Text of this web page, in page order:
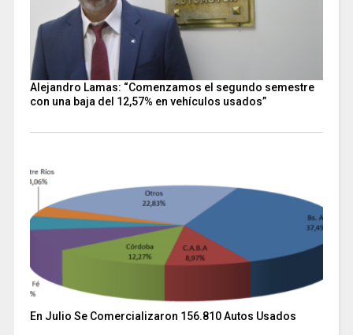
Alejandro Lamas: “Comenzamos el segundo semestre
con una baja del 12,57% en vehículos usados”
En Julio Se Comercializaron 156.810 Autos Usados